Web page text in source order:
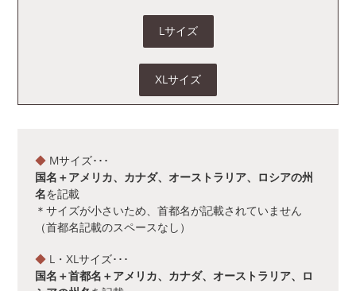
Lサイズ
XLサイズ
◆ Mサイズ･･･
国名＋アメリカ、カナダ、オーストラリア、ロシアの州
名を記載
＊サイズが小さいため、首都名が記載されていません
（首都名記載のスペースなし）
◆ L・XLサイズ･･･
国名＋首都名＋アメリカ、カナダ、オーストラリア、ロ